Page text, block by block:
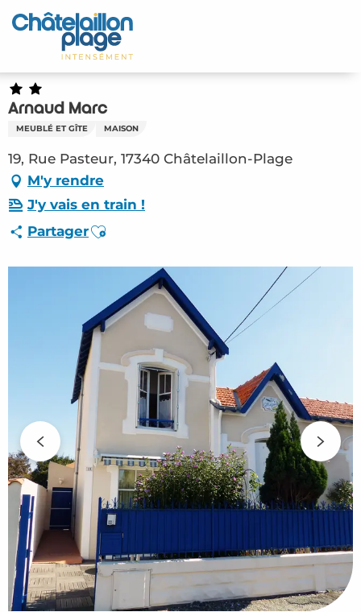
Aller
au
principal
Accueil
Découvrir
Activités
A vivre
Rendez-vous
Votre séjour
Arnaud Marc
MEUBLÉ ET GÎTE MAISON
19, Rue Pasteur, 17340 Châtelaillon-Plage
M'y rendre
J'y vais en train !
PartagerAjouter aux favoris